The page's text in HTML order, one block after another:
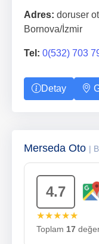
Adres: doruser
Bornova/İzmir
Tel: 0(532) 703
Detay
Merseda Oto |
4.7
★★★★★
Toplam 17